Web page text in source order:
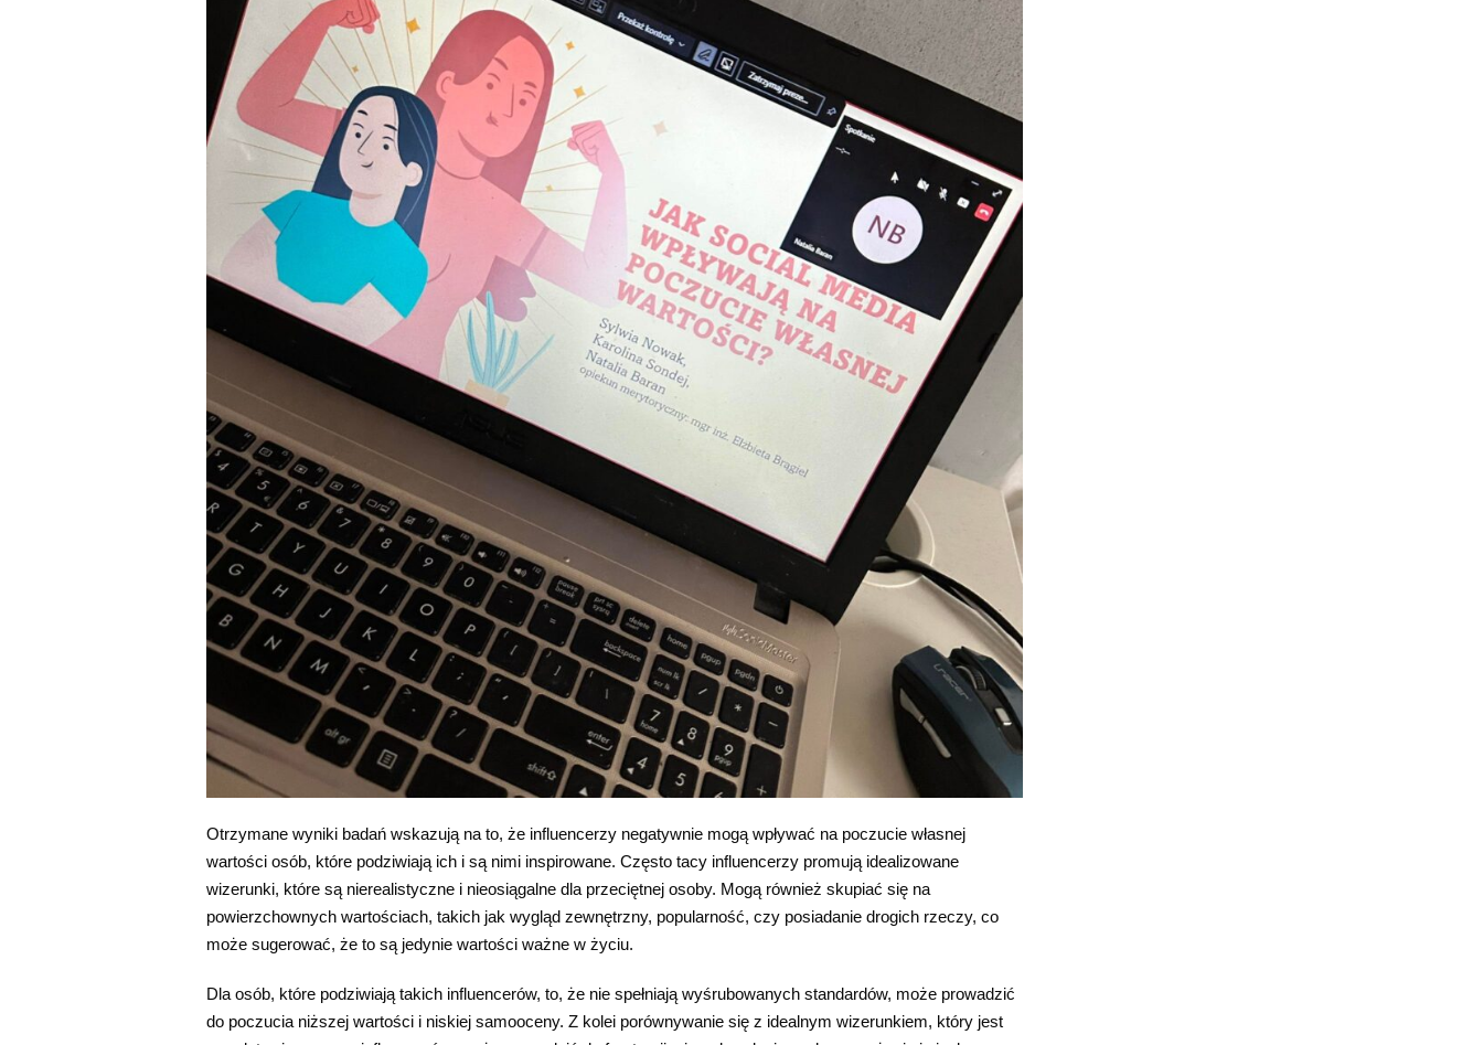
Otrzymane wyniki badań wskazują na to, że influencerzy negatywnie mogą wpływać na poczucie własnej
wartości osób, które podziwiają ich i są nimi inspirowane. Często tacy influencerzy promują idealizowane
wizerunki, które są nierealistyczne i nieosiągalne dla przeciętnej osoby. Mogą również skupiać się na
powierzchownych wartościach, takich jak wygląd zewnętrzny, popularność, czy posiadanie drogich rzeczy, co
może sugerować, że to są jedynie wartości ważne w życiu.
Dla osób, które podziwiają takich influencerów, to, że nie spełniają wyśrubowanych standardów, może prowadzić
do poczucia niższej wartości i niskiej samooceny. Z kolei porównywanie się z idealnym wizerunkiem, który jest